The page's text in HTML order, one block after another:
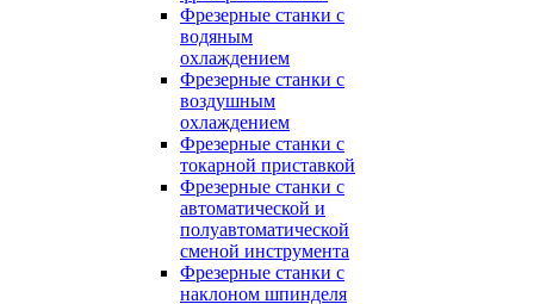
Фрезерные станки с
водяным
охлаждением
Фрезерные станки с
воздушным
охлаждением
Фрезерные станки с
токарной приставкой
Фрезерные станки с
автоматической и
полуавтоматической
сменой инструмента
Фрезерные станки с
наклоном шпинделя